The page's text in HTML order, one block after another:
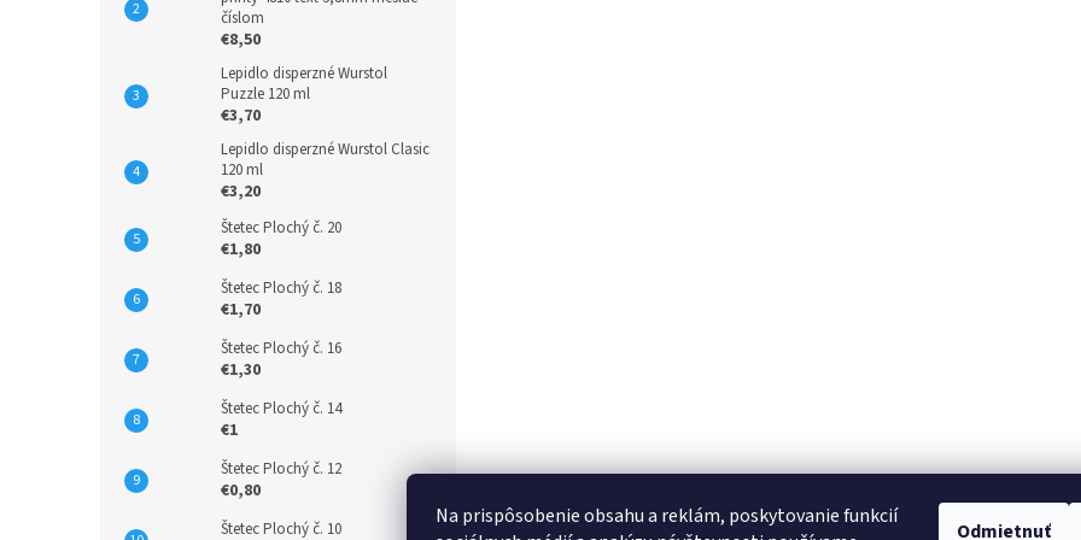
Na prispôsobenie obsahu a reklám, poskytovanie funkcií
Odmietnuť
číslom
€8,50
Lepidlo disperzné Wurstol
Puzzle 120 ml
€3,70
Lepidlo disperzné Wurstol Clasic
120 ml
€3,20
Štetec Plochý č. 20
€1,80
Štetec Plochý č. 18
€1,70
Štetec Plochý č. 16
€1,30
Štetec Plochý č. 14
€1
Štetec Plochý č. 12
€0,80
Štetec Plochý č. 10